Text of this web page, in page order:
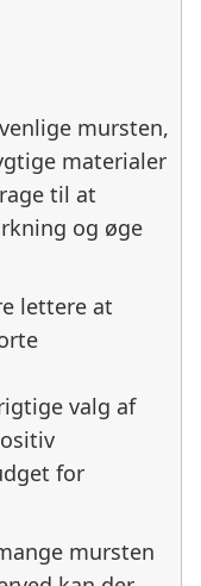
mursten,
materialer
til at
og øge
lettere at
valg af
for
mursten